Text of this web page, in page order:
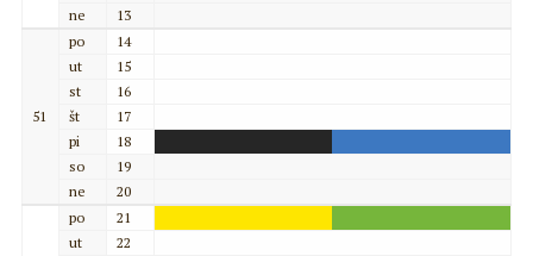
ne
13
51
po
14
ut
15
st
16
št
17
pi
18
so
19
ne
20
po
21
ut
22